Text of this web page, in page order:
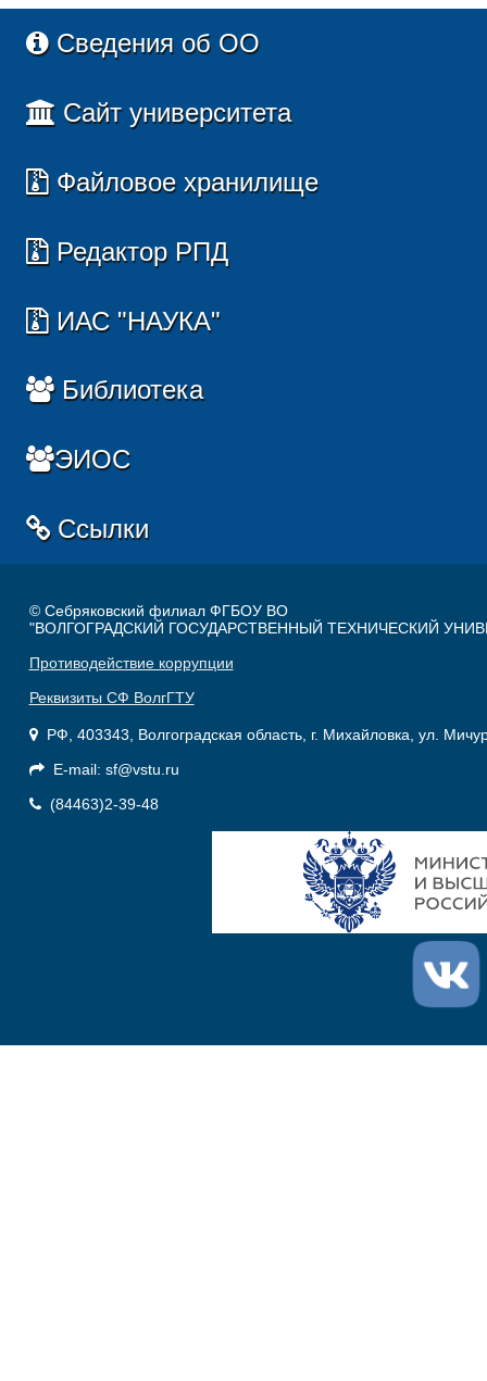
Сведения об ОО
Сайт университета
Файловое хранилище
Редактор РПД
ИАС "НАУКА"
Библиотека
ЭИОС
Ссылки
© Себряковский филиал ФГБОУ ВО
"ВОЛГОГРАДСКИЙ ГОСУДАРСТВЕННЫЙ ТЕХНИЧЕСКИЙ
Противодействие коррупции
Реквизиты СФ ВолгГТУ
РФ, 403343, Волгоградская область, г. Михайловка, ул.
E-mail: sf@vstu.ru
(84463)2-39-48